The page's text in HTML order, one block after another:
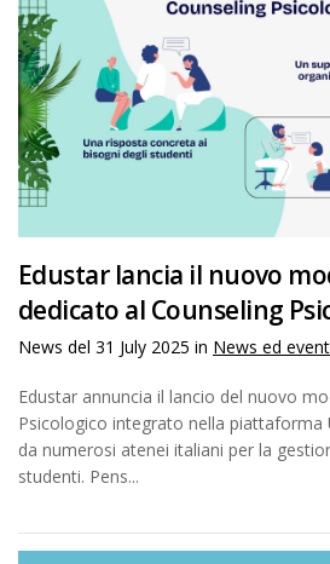
Edustar lancia il nuovo
dedicato al Counseling
News del 31 July 2025 in News ed
Edustar annuncia il lancio del nuovo
Psicologico integrato nella piattaforma
da numerosi atenei italiani per la
studenti. Pens...